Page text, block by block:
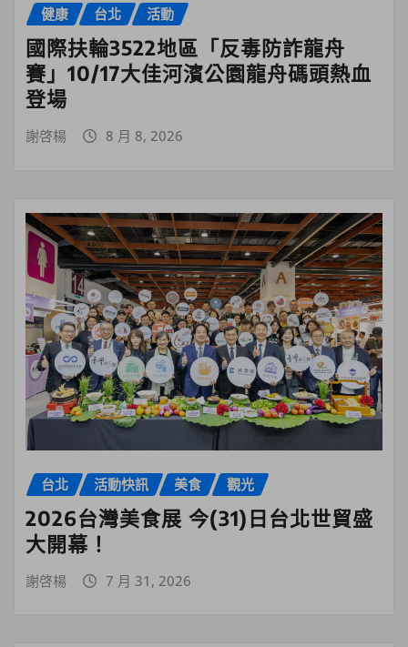
健康 台北 活動
國際扶輪3522地區「反毒防詐龍舟
賽」10/17大佳河濱公園龍舟碼頭熱血
登場
謝啓楊 8 月 8, 2026
台北 活動快訊 美食 觀光
2026台灣美食展 今(31)日台北世貿盛
大開幕！
謝啓楊 7 月 31, 2026